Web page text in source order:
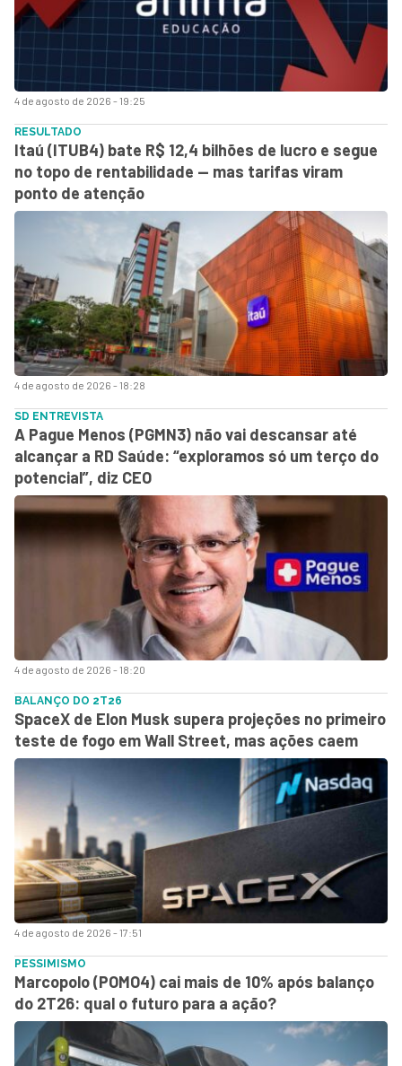
4 de agosto de 2026 - 19:25
4 de agosto de 2026 - 18:28
RESULTADO
Itaú (ITUB4) bate R$ 12,4 bilhões de lucro e segue
no topo de rentabilidade — mas tarifas viram
ponto de atenção
4 de agosto de 2026 - 18:20
SD ENTREVISTA
A Pague Menos (PGMN3) não vai descansar até
alcançar a RD Saúde: “exploramos só um terço do
potencial”, diz CEO
4 de agosto de 2026 - 17:51
BALANÇO DO 2T26
SpaceX de Elon Musk supera projeções no primeiro
teste de fogo em Wall Street, mas ações caem
PESSIMISMO
Marcopolo (POMO4) cai mais de 10% após balanço
do 2T26: qual o futuro para a ação?